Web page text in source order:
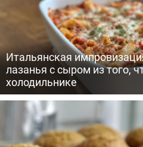
Итальянская
лазанья с сыром из того,
холодильнике